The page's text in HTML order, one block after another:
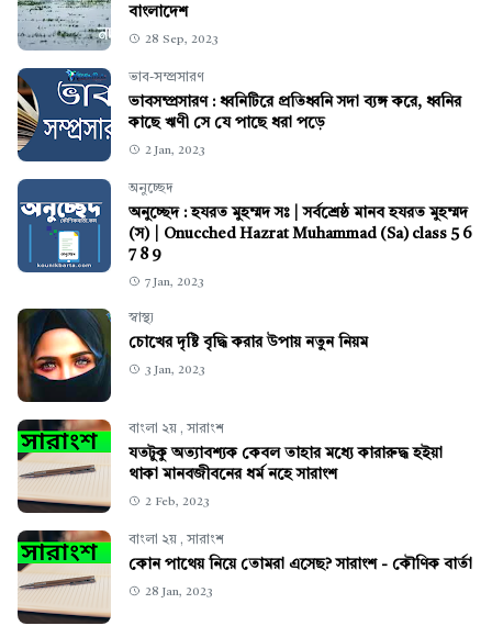
বাংলাদেশ
28 Sep, 2023
ভাব-সম্প্রসারণ
ভাবসম্প্রসারণ : ধ্বনিটিরে প্রতিধ্বনি সদা ব্যঙ্গ করে, ধ্বনির
কাছে ঋণী সে যে পাছে ধরা পড়ে
2 Jan, 2023
অনুচ্ছেদ
অনুচ্ছেদ : হযরত মুহম্মদ সঃ | সর্বশ্রেষ্ঠ মানব হযরত মুহম্মদ
(স) | Onucched Hazrat Muhammad (Sa) class 5 6
7 8 9
7 Jan, 2023
স্বাস্থ্য
চোখের দৃষ্টি বৃদ্ধি করার উপায় নতুন নিয়ম
3 Jan, 2023
বাংলা ২য় , সারাংশ
যতটুকু অত্যাবশ্যক কেবল তাহার মধ্যে কারারুদ্ধ হইয়া
থাকা মানবজীবনের ধর্ম নহে সারাংশ
2 Feb, 2023
বাংলা ২য় , সারাংশ
কোন পাথেয় নিয়ে তোমরা এসেছ? সারাংশ - কৌণিক বার্তা
28 Jan, 2023